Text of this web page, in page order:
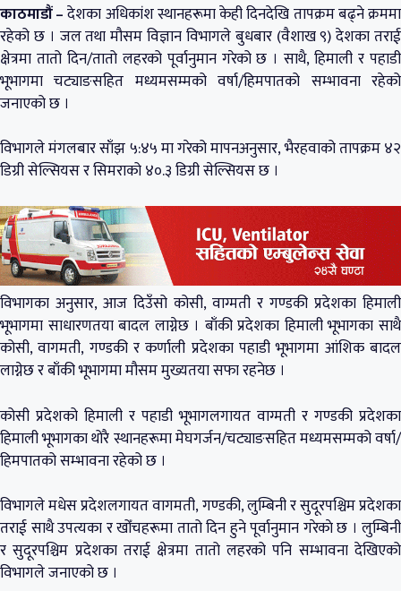
काठमाडौं –देशका अधिकांश स्थानहरूमा केही दिनदेखि तापक्रम बढ्ने क्रममा
रहेको छ । जल तथा मौसम विज्ञान विभागले बुधबार (वैशाख ९) देशका तराई
क्षेत्रमा तातो दिन/तातो लहरको पूर्वानुमान गरेको छ । साथै, हिमाली र पहाडी
भूभागमा चट्याङसहित मध्यमसम्मको वर्षा/हिमपातको सम्भावना रहेको
जनाएको छ ।
विभागले मंगलबार साँझ ५:४५ मा गरेको मापनअनुसार, भैरहवाको तापक्रम ४२
डिग्री सेल्सियस र सिमराको ४०.३ डिग्री सेल्सियस छ ।
विभागका अनुसार, आज दिउँसो कोसी, वाग्मती र गण्डकी प्रदेशका हिमाली
भूभागमा साधारणतया बादल लाग्नेछ । बाँकी प्रदेशका हिमाली भूभागका साथै
कोसी, वागमती, गण्डकी र कर्णाली प्रदेशका पहाडी भूभागमा आंशिक बादल
लाग्नेछ र बाँकी भूभागमा मौसम मुख्यतया सफा रहनेछ ।
कोसी ‍प्रदेशको हिमाली र पहाडी भूभागलगायत वाग्मती र गण्डकी प्रदेशका
हिमाली भूभागका थोरै स्थानहरूमा मेघगर्जन/चट्याङसहित मध्यमसम्मको वर्षा/
हिमपातको सम्भावना रहेको छ ।
विभागले मधेस प्रदेशलगायत वागमती, गण्डकी, लुम्बिनी र सुदूरपश्चिम प्रदेशका
तराई साथै उपत्यका र खोँचहरूमा तातो दिन हुने पूर्वानुमान गरेकाे छ । लुम्बिनी
र सुदूरपश्चिम प्रदेशका तराई क्षेत्रमा तातो लहरको पनि सम्भावना देखिएको
विभागले जनाएको छ ।